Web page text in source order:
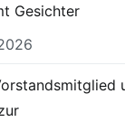
Gesichter